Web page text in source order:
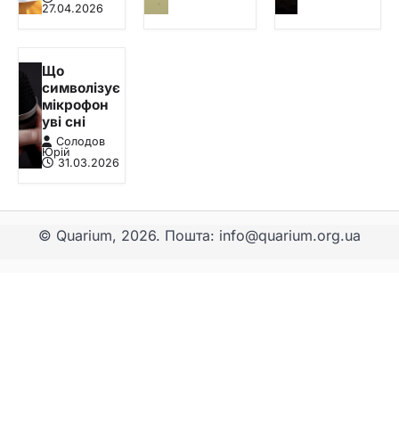
27.04.2026
Що
символізує
мікрофон
уві сні
Солодов
Юрій
31.03.2026
© Quarium, 2026. Пошта: info@quarium.org.ua